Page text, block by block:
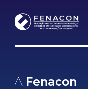
A Fenacon